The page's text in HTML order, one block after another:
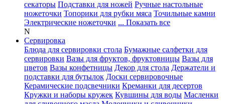
секаторы Подставки для ножей Ручные настольные
ножеточки Топорики для рубки мяса Точильные камни
Электрические ножеточки ... Показать все
N
Сервировка
Блюда для сервировки стола Бумажные салфетки для
сервировки Вазы для фруктов, фруктовницы Вазы для
цветов Вазы конфетницы Декор для стола Держатели и
подставки для бутылок Доски сервировочные
Керамические подсвечники Креманки для десертов
Кружки и наборы кружек Кувшины для воды Масленки